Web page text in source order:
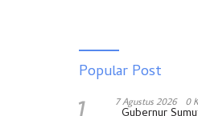
Popular Post
7 Agustus 2026 0